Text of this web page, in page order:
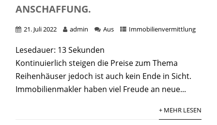
NSCHAFFUNG.
21. Juli 2022 admin Aus Immobilienvermittlung
Lesedauer: 13 Sekunden
Kontinuierlich steigen die Preise zum Thema
Reihenhäuser jedoch ist auch kein Ende in Sicht.
Immobilienmakler haben viel Freude an neue...
+ MEHR LESEN